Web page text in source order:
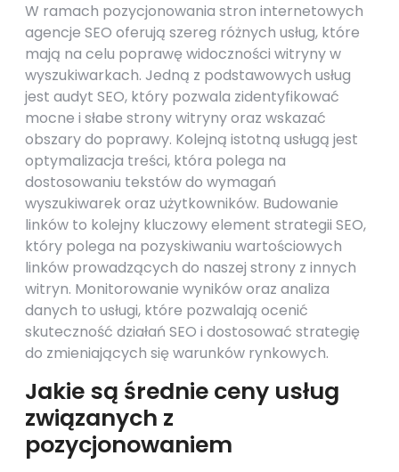
W ramach pozycjonowania stron internetowych
agencje SEO oferują szereg różnych usług, które
mają na celu poprawę widoczności witryny w
wyszukiwarkach. Jedną z podstawowych usług
jest audyt SEO, który pozwala zidentyfikować
mocne i słabe strony witryny oraz wskazać
obszary do poprawy. Kolejną istotną usługą jest
optymalizacja treści, która polega na
dostosowaniu tekstów do wymagań
wyszukiwarek oraz użytkowników. Budowanie
linków to kolejny kluczowy element strategii SEO,
który polega na pozyskiwaniu wartościowych
linków prowadzących do naszej strony z innych
witryn. Monitorowanie wyników oraz analiza
danych to usługi, które pozwalają ocenić
skuteczność działań SEO i dostosować strategię
do zmieniających się warunków rynkowych.
Jakie są średnie ceny usług
związanych z
pozycjonowaniem